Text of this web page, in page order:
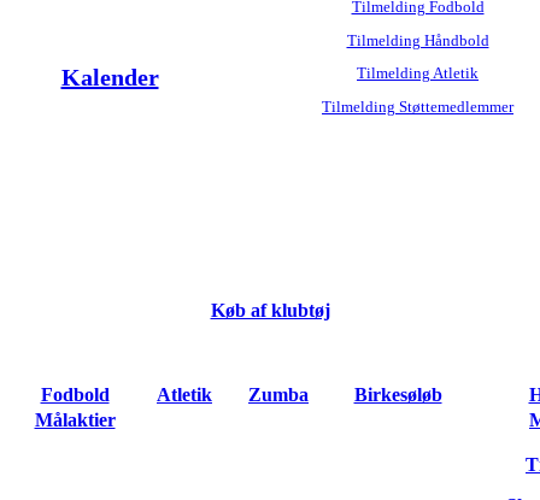
Kalender
Tilmelding Fodbold
Tilmelding Håndbold
Tilmelding Atletik
Tilmelding Støttemedlemmer
Køb af klubtøj
Fodbold Atletik Zumba Birkesøløb
Målaktier